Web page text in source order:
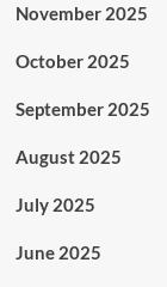
November 2025
October 2025
September 2025
August 2025
July 2025
June 2025